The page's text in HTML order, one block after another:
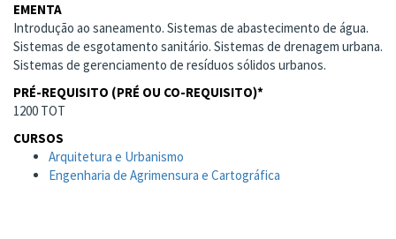
EMENTA
Introdução ao saneamento. Sistemas de abastecimento de água.
Sistemas de esgotamento sanitário. Sistemas de drenagem urbana.
Sistemas de gerenciamento de resíduos sólidos urbanos.
PRÉ-REQUISITO (PRÉ OU CO-REQUISITO)*
1200 TOT
CURSOS
Arquitetura e Urbanismo
Engenharia de Agrimensura e Cartográfica